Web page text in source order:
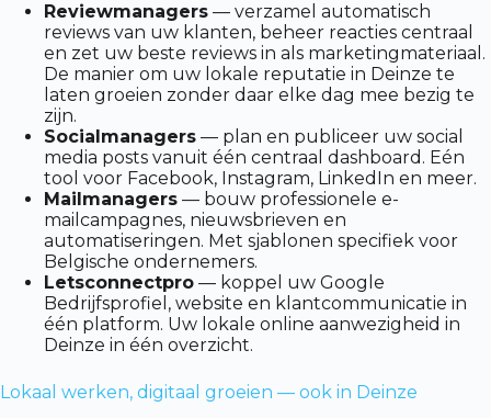
Reviewmanagers — verzamel automatisch
reviews van uw klanten, beheer reacties centraal
en zet uw beste reviews in als marketingmateriaal.
De manier om uw lokale reputatie in Deinze te
laten groeien zonder daar elke dag mee bezig te
zijn.
Socialmanagers — plan en publiceer uw social
media posts vanuit één centraal dashboard. Eén
tool voor Facebook, Instagram, LinkedIn en meer.
Mailmanagers — bouw professionele e-
mailcampagnes, nieuwsbrieven en
automatiseringen. Met sjablonen specifiek voor
Belgische ondernemers.
Letsconnectpro — koppel uw Google
Bedrijfsprofiel, website en klantcommunicatie in
één platform. Uw lokale online aanwezigheid in
Deinze in één overzicht.
Lokaal werken, digitaal groeien — ook in Deinze